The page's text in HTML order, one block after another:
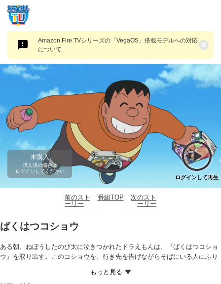
Amazon Fire TVシリーズの「VegaOS」搭載モデルへの対応
について
×
未購入
購入済の場合は
ログインしてください
ログインして再生
前のスト
ーリー
番組TOP
次のスト
ーリー
ばくはつコショウ
ある朝、ねぼうしたのび太に泣きつかれたドラえもんは、『ばくはつコショ
ウ』を取り出す。このコショウを、行き先を告げながらそばにいる人にふり
でいくことができるのだという。さっそくドラえもんにコショウをふりか